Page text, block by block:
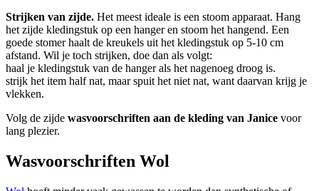
Strijken van zijde. Het meest ideale is een stoom apparaat. Hang
het zijde kledingstuk op een hanger en stoom het hangend. Een
goede stomer haalt de kreukels uit het kledingstuk op 5-10 cm
afstand. Wil je toch strijken, doe dan als volgt:
haal je kledingstuk van de hanger als het nagenoeg droog is.
strijk het item half nat, maar spuit het niet nat, want daarvan krijg je
vlekken.
Volg de zijde wasvoorschriften aan de kleding van Janice voor
lang plezier.
Wasvoorschriften Wol